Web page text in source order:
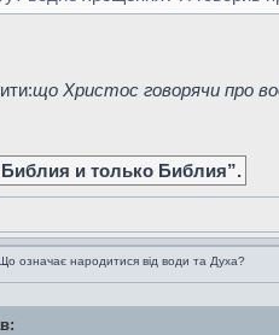
що Христос говорячи про
и только Библия”.
означає народитися від води та Духа?